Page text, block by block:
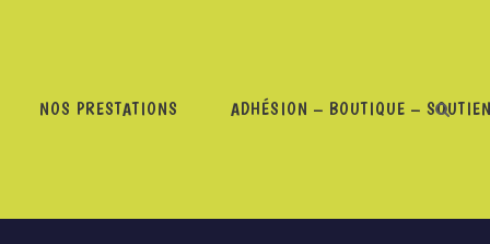
NOS PRESTATIONS ADHÉSION – BOUTIQUE –